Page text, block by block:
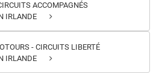
ACCOMPAGNÉS
IRLANDE
- CIRCUITS LIBERTÉ
IRLANDE